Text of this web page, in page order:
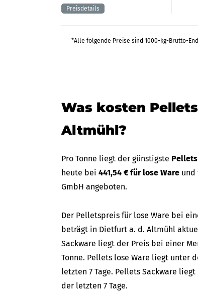
*Alle folgende Preise sind 1000-kg-Brutto-
Was kosten
Altmühl?
Pro Tonne liegt der günstigste
heute bei 441,54 € für lose Ware und
GmbH angeboten.
Der Pelletspreis für lose Ware bei
beträgt in Dietfurt a. d. Altmühl
Sackware liegt der Preis bei einer
Tonne. Pellets lose Ware liegt unter
letzten 7 Tage. Pellets Sackware
der letzten 7 Tage.